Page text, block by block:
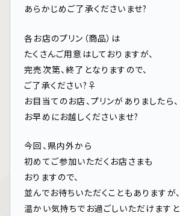
あらかじめご了承くださいませ?
各お店のプリン（商品）は
たくさんご用意はしておりますが、
完売次第、終了となりますので、
ご了承ください?‍♀️
お目当てのお店、プリンがありましたら、
お早めにお越しくださいませ?
今回、県内外から
初めてご参加いただくお店さまも
おりますので、
並んでお待ちいただくこともありますが、
温かい気持ちでお過ごしいただけますと